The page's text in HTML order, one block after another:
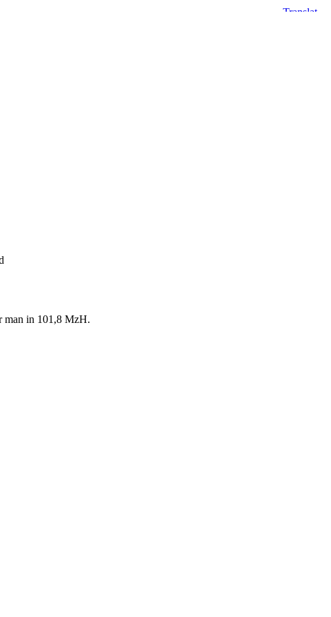
man in 101,8 MzH.